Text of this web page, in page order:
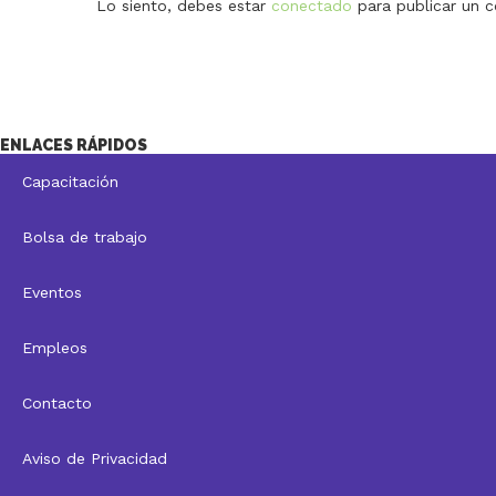
Lo siento, debes estar conectado para publicar un
ENLACES RÁPIDOS
Capacitación
Bolsa de trabajo
Eventos
Empleos
Contacto
Aviso de Privacidad